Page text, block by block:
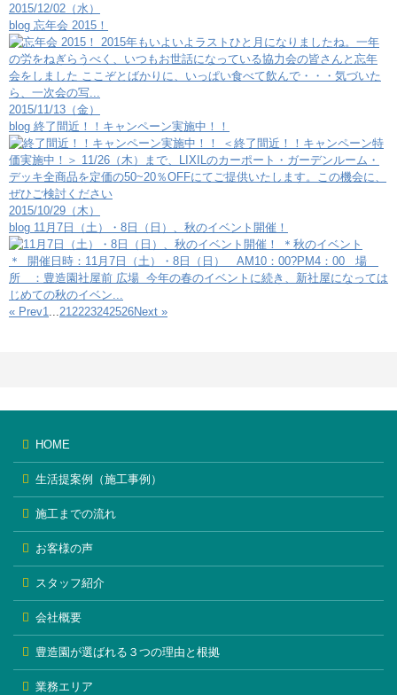
2015/12/02（水）
blog 忘年会 2015！
2015年もいよいよラストひと月になりましたね。一年
の労をねぎらうべく、いつもお世話になっている協力会の皆さんと忘年
会をしました ここぞとばかりに、いっぱい食べて飲んで・・・気づいた
ら、一次会の写...
2015/11/13（金）
blog 終了間近！！キャンペーン実施中！！
＜終了間近！！キャンペーン特
価実施中！＞ 11/26（木）まで、LIXILのカーポート・ガーデンルーム・
デッキ全商品を定価の50~20％OFFにてご提供いたします。この機会に、
ぜひご検討ください
2015/10/29（木）
blog 11月7日（土）・8日（日）、秋のイベント開催！
＊秋のイベント
＊ 開催日時：11月7日（土）・8日（日） AM10：00?PM4：00 場
所 ：豊造園社屋前 広場 今年の春のイベントに続き、新社屋になっては
じめての秋のイベン...
« Prev1 21 2223242526Next »
HOME
生活提案例（施工事例）
施工までの流れ
お客様の声
スタッフ紹介
会社概要
豊造園が選ばれる３つの理由と根拠
業務エリア